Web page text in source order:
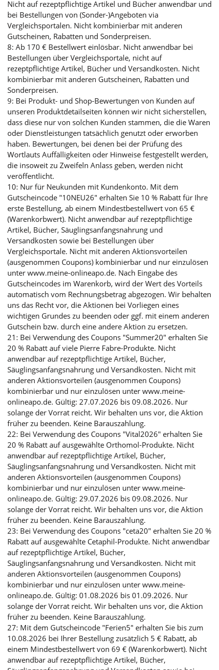
Nicht auf rezeptpflichtige Artikel und Bücher anwendbar und
bei Bestellungen von (Sonder-)Angeboten via
Vergleichsportalen. Nicht kombinierbar mit anderen
Gutscheinen, Rabatten und Sonderpreisen.
8: Ab 170 € Bestellwert einlösbar. Nicht anwendbar bei
Bestellungen über Vergleichsportale, nicht auf
rezeptpflichtige Artikel, Bücher und Versandkosten. Nicht
kombinierbar mit anderen Gutscheinen, Rabatten und
Sonderpreisen.
9: Bei Produkt- und Shop-Bewertungen von Kunden auf
unseren Produktdetailseiten können wir nicht sicherstellen,
dass diese nur von solchen Kunden stammen, die die Waren
oder Dienstleistungen tatsächlich genutzt oder erworben
haben. Bewertungen, bei denen bei der Prüfung des
Wortlauts Auffälligkeiten oder Hinweise festgestellt werden,
die insoweit zu Zweifeln Anlass geben, werden nicht
veröffentlicht.
10: Nur für Neukunden mit Kundenkonto. Mit dem
Gutscheincode "10NEU26" erhalten Sie 10 % Rabatt für Ihre
erste Bestellung, ab einem Mindestbestellwert von 65 €
(Warenkorbwert). Nicht anwendbar auf rezeptpflichtige
Artikel, Bücher, Säuglingsanfangsnahrung und
Versandkosten sowie bei Bestellungen über
Vergleichsportale. Nicht mit anderen Aktionsvorteilen
(ausgenommen Coupons) kombinierbar und nur einzulösen
unter www.meine-onlineapo.de. Nach Eingabe des
Gutscheincodes im Warenkorb, wird der Wert des Vorteils
automatisch vom Rechnungsbetrag abgezogen. Wir behalten
uns das Recht vor, die Aktionen bei Vorliegen eines
wichtigen Grundes zu beenden oder ggf. mit einem anderen
Gutschein bzw. durch eine andere Aktion zu ersetzen.
21: Bei Verwendung des Coupons "Summer20" erhalten Sie
20 % Rabatt auf viele Pierre Fabre-Produkte. Nicht
anwendbar auf rezeptpflichtige Artikel, Bücher,
Säuglingsanfangsnahrung und Versandkosten. Nicht mit
anderen Aktionsvorteilen (ausgenommen Coupons)
kombinierbar und nur einzulösen unter www.meine-
onlineapo.de. Gültig: 27.07.2026 bis 09.08.2026. Nur
solange der Vorrat reicht. Wir behalten uns vor, die Aktion
früher zu beenden. Keine Barauszahlung.
22: Bei Verwendung des Coupons "Vital2026" erhalten Sie
20 % Rabatt auf ausgewählte Orthomol-Produkte. Nicht
anwendbar auf rezeptpflichtige Artikel, Bücher,
Säuglingsanfangsnahrung und Versandkosten. Nicht mit
anderen Aktionsvorteilen (ausgenommen Coupons)
kombinierbar und nur einzulösen unter www.meine-
onlineapo.de. Gültig: 29.07.2026 bis 09.08.2026. Nur
solange der Vorrat reicht. Wir behalten uns vor, die Aktion
früher zu beenden. Keine Barauszahlung.
23: Bei Verwendung des Coupons "ceta20" erhalten Sie 20 %
Rabatt auf ausgewählte Cetaphil-Produkte. Nicht anwendbar
auf rezeptpflichtige Artikel, Bücher,
Säuglingsanfangsnahrung und Versandkosten. Nicht mit
anderen Aktionsvorteilen (ausgenommen Coupons)
kombinierbar und nur einzulösen unter www.meine-
onlineapo.de. Gültig: 01.08.2026 bis 01.09.2026. Nur
solange der Vorrat reicht. Wir behalten uns vor, die Aktion
früher zu beenden. Keine Barauszahlung.
27: Mit dem Gutscheincode "Ferien5" erhalten Sie bis zum
10.08.2026 bei Ihrer Bestellung zusätzlich 5 € Rabatt, ab
einem Mindestbestellwert von 69 € (Warenkorbwert). Nicht
anwendbar auf rezeptpflichtige Artikel, Bücher,